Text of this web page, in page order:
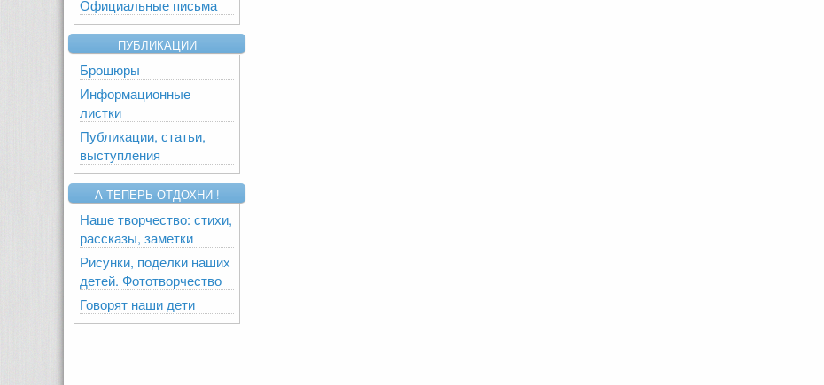
Официальные письма
ПУБЛИКАЦИИ
Брошюры
Информационные
листки
Публикации, статьи,
выступления
А ТЕПЕРЬ ОТДОХНИ !
Наше творчество: стихи,
рассказы, заметки
Рисунки, поделки наших
детей. Фототворчество
Говорят наши дети